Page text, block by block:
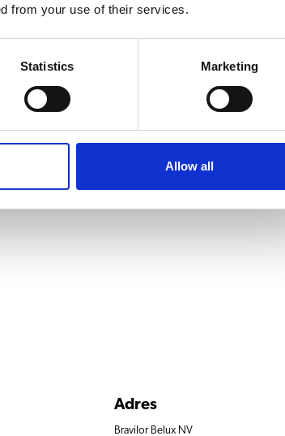
from your use of their services.
Statistics Marketing
Allow all
Koffie Heet water
Adres
Bravilor Belux NV